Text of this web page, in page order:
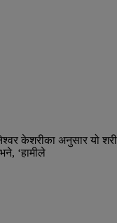
केशरीका अनुसार यो
‘हामीले